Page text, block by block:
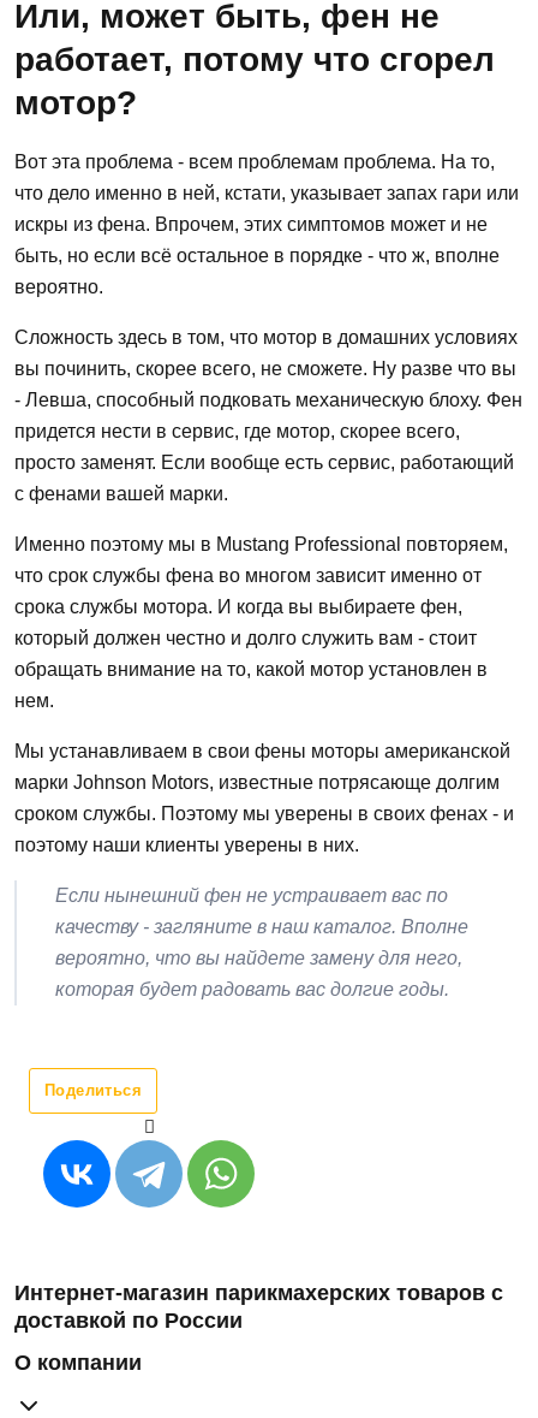
Или, может быть, фен не
работает, потому что сгорел
мотор?
Вот эта проблема - всем проблемам проблема. На то,
что дело именно в ней, кстати, указывает запах гари или
искры из фена. Впрочем, этих симптомов может и не
быть, но если всё остальное в порядке - что ж, вполне
вероятно.
Сложность здесь в том, что мотор в домашних условиях
вы починить, скорее всего, не сможете. Ну разве что вы
- Левша, способный подковать механическую блоху. Фен
придется нести в сервис, где мотор, скорее всего,
просто заменят. Если вообще есть сервис, работающий
с фенами вашей марки.
Именно поэтому мы в Mustang Professional повторяем,
что срок службы фена во многом зависит именно от
срока службы мотора. И когда вы выбираете фен,
который должен честно и долго служить вам - стоит
обращать внимание на то, какой мотор установлен в
нем.
Мы устанавливаем в свои фены моторы американской
марки Johnson Motors, известные потрясающе долгим
сроком службы. Поэтому мы уверены в своих фенах - и
поэтому наши клиенты уверены в них.
Если нынешний фен не устраивает вас по
качеству - загляните в наш каталог. Вполне
вероятно, что вы найдете замену для него,
которая будет радовать вас долгие годы.
Поделиться
Интернет-магазин парикмахерских товаров с
доставкой по России
О компании